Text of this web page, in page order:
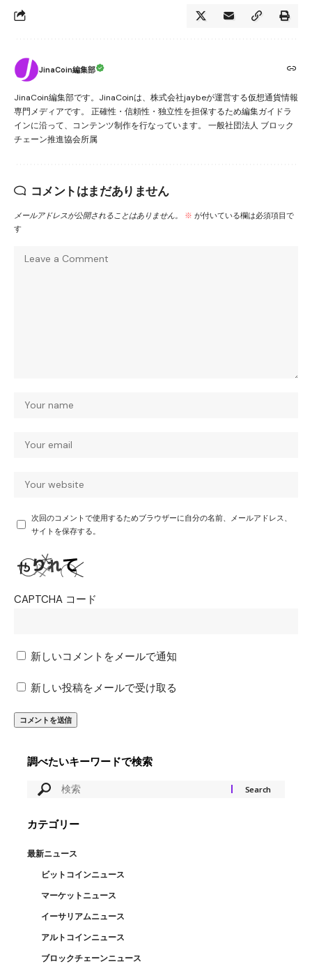
JinaCoin編集部
JinaCoin編集部です。JinaCoinは、株式会社jaybeが運営する仮想通貨情報
専門メディアです。 正確性・信頼性・独立性を担保するため編集ガイドラ
インに沿って、コンテンツ制作を行なっています。 一般社団法人 ブロック
チェーン推進協会所属
コメントはまだありません
メールアドレスが公開されることはありません。 ※ が付いている欄は必須項目で
す
次回のコメントで使用するためブラウザーに自分の名前、メールアドレス、
サイトを保存する。
CAPTCHA コード
新しいコメントをメールで通知
新しい投稿をメールで受け取る
調べたいキーワードで検索
カテゴリー
最新ニュース
ビットコインニュース
マーケットニュース
イーサリアムニュース
アルトコインニュース
ブロックチェーンニュース